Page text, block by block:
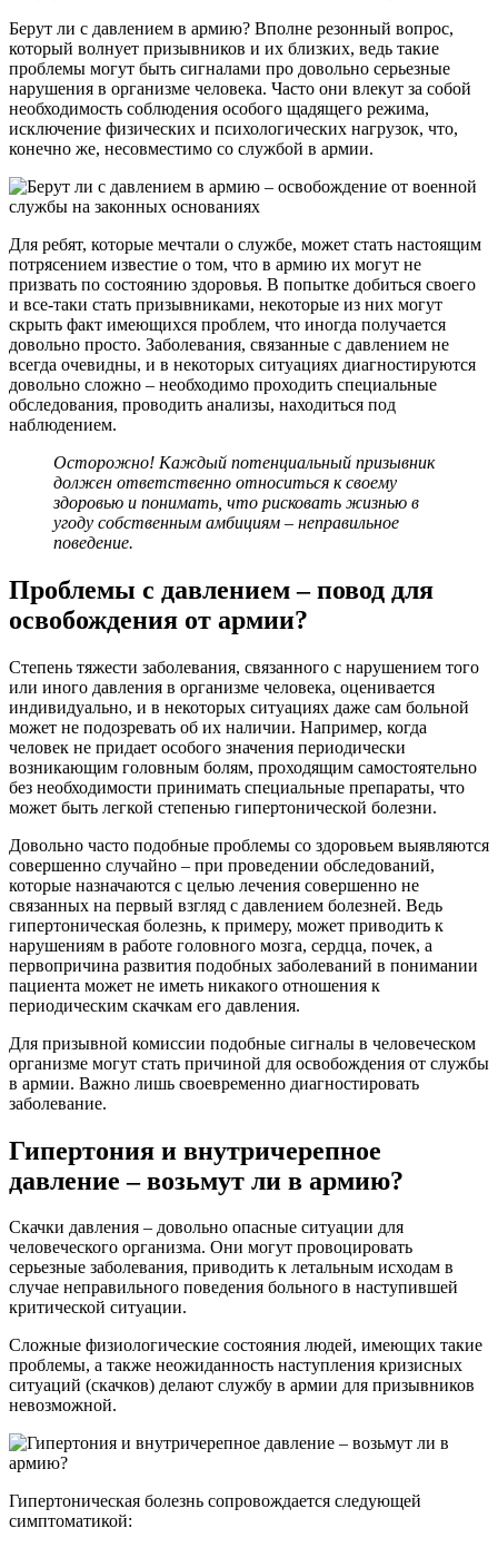
Берут ли с давлением в армию? Вполне резонный вопрос,
который волнует призывников и их близких, ведь такие
проблемы могут быть сигналами про довольно серьезные
нарушения в организме человека. Часто они влекут за собой
необходимость соблюдения особого щадящего режима,
исключение физических и психологических нагрузок, что,
конечно же, несовместимо со службой в армии.
Для ребят, которые мечтали о службе, может стать настоящим
потрясением известие о том, что в армию их могут не
призвать по состоянию здоровья. В попытке добиться своего
и все-таки стать призывниками, некоторые из них могут
скрыть факт имеющихся проблем, что иногда получается
довольно просто. Заболевания, связанные с давлением не
всегда очевидны, и в некоторых ситуациях диагностируются
довольно сложно – необходимо проходить специальные
обследования, проводить анализы, находиться под
наблюдением.
Осторожно! Каждый потенциальный призывник
должен ответственно относиться к своему
здоровью и понимать, что рисковать жизнью в
угоду собственным амбициям – неправильное
поведение.
Проблемы с давлением – повод для
освобождения от армии?
Степень тяжести заболевания, связанного с нарушением того
или иного давления в организме человека, оценивается
индивидуально, и в некоторых ситуациях даже сам больной
может не подозревать об их наличии. Например, когда
человек не придает особого значения периодически
возникающим головным болям, проходящим самостоятельно
без необходимости принимать специальные препараты, что
может быть легкой степенью гипертонической болезни.
Довольно часто подобные проблемы со здоровьем выявляются
совершенно случайно – при проведении обследований,
которые назначаются с целью лечения совершенно не
связанных на первый взгляд с давлением болезней. Ведь
гипертоническая болезнь, к примеру, может приводить к
нарушениям в работе головного мозга, сердца, почек, а
первопричина развития подобных заболеваний в понимании
пациента может не иметь никакого отношения к
периодическим скачкам его давления.
Для призывной комиссии подобные сигналы в человеческом
организме могут стать причиной для освобождения от службы
в армии. Важно лишь своевременно диагностировать
заболевание.
Гипертония и внутричерепное
давление – возьмут ли в армию?
Скачки давления – довольно опасные ситуации для
человеческого организма. Они могут провоцировать
серьезные заболевания, приводить к летальным исходам в
случае неправильного поведения больного в наступившей
критической ситуации.
Сложные физиологические состояния людей, имеющих такие
проблемы, а также неожиданность наступления кризисных
ситуаций (скачков) делают службу в армии для призывников
невозможной.
Гипертоническая болезнь сопровождается следующей
симптоматикой: